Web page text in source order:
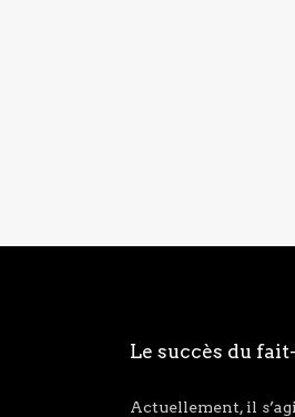
Le succès du
Actuellement, il